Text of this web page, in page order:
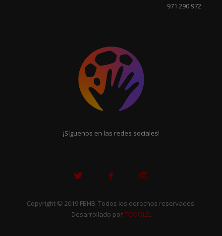
971 290 972
¡Síguenos en las redes sociales!
Copyright © 2019 FBHB. Todos los derechos reservados.
Desarrollado porTOOOLS.